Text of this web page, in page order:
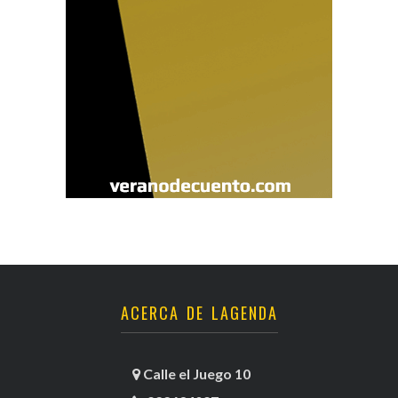
ACERCA DE LAGENDA
Calle el Juego 10